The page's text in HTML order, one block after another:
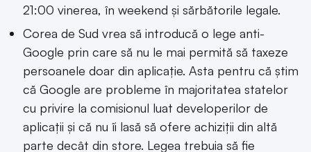
21:00 vinerea, în weekend și sărbătorile legale.
Corea de Sud vrea să introducă o lege anti-
Google prin care să nu le mai permită să taxeze
persoanele doar din aplicație. Asta pentru că știm
că Google are probleme în majoritatea statelor
cu privire la comisionul luat developerilor de
aplicații și că nu îi lasă să ofere achiziții din altă
parte decât din store. Legea trebuia să fie